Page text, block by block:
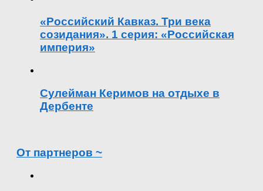
«Российский Кавказ. Три века
созидания». 1 серия: «Российская
империя»
Сулейман Керимов на отдыхе в
Дербенте
От партнеров ~